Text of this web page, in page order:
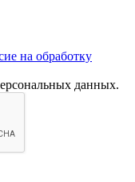
на обработку
данных.